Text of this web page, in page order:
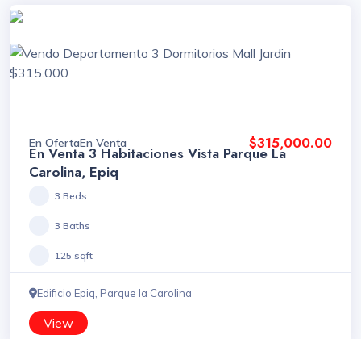
En OfertaEn Venta $315,000.00
En Venta 3 Habitaciones Vista Parque La
Carolina, Epiq
3 Beds
3 Baths
125 sqft
Edificio Epiq, Parque la Carolina
View